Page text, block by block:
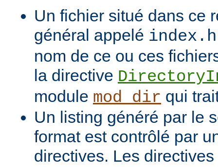
Un fichier situé dans ce
général appelé
nom de ce ou ces
la directive
module mod_dir qui
Un listing généré par le
format est contrôlé par
directives. Les directives